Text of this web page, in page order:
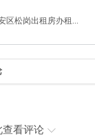
区松岗出租房办租...
查看评论